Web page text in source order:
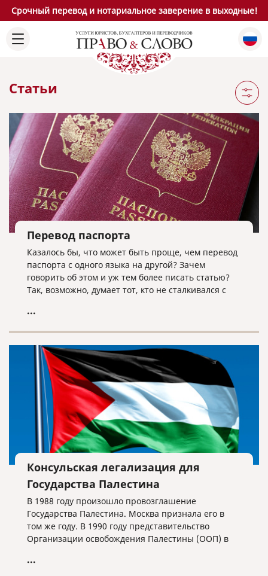
Срочный перевод и нотариальное заверение в выходные!
Статьи
Перевод паспорта
Казалось бы, что может быть проще, чем перевод
паспорта с одного языка на другой? Зачем
говорить об этом и уж тем более писать статью?
Так, возможно, думает тот, кто не сталкивался с
поверхностно. Наша компания работает на рынке
моменты, о которых нужно знать.
...
Консульская легализация для
Государства Палестина
В 1988 году произошло провозглашение
Государства Палестина. Москва признала его в
том же году. В 1990 году представительство
Организации освобождения Палестины (ООП) в
представитель Палестины - полномочия посла.
...